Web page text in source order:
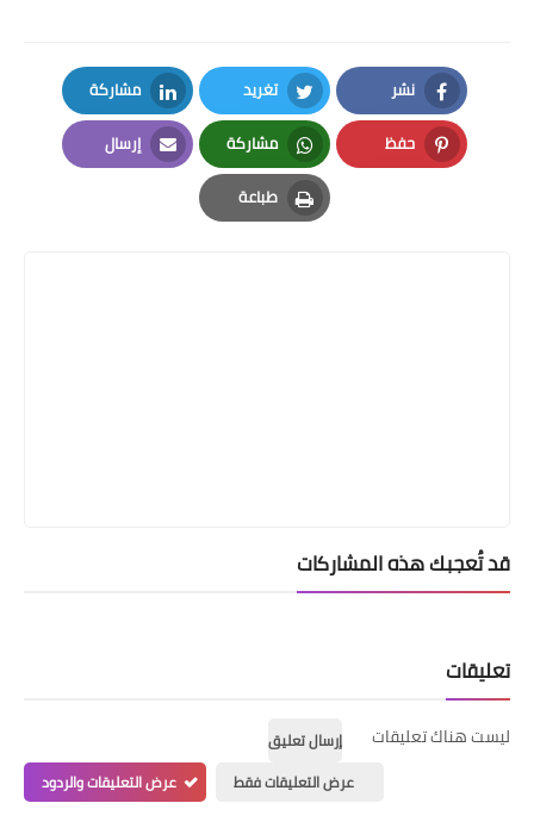
نشر
Facebook
تغريد
Twitter
مشاركة
LinkedIn
حفظ
Pinterest
مشاركة
Whatsapp
إرسال
Email
طباعة
Print
قد تُعجبك هذه المشاركات
تعليقات
ليست هناك تعليقات
إرسال تعليق
عرض التعليقات فقط
عرض التعليقات والردود